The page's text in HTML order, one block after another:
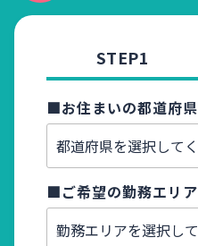
STEP1
■お住まいの都道府県
■ご希望の勤務エリア